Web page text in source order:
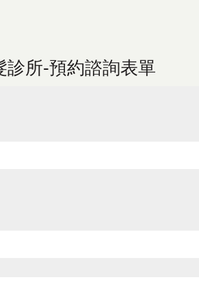
診所-預約諮詢表單